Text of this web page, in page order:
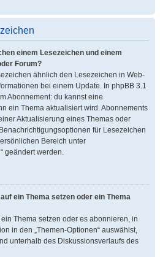
einem Lesezeichen und einem
Forum?
ähnlich den Lesezeichen in Web-
bei einem Update. In phpBB 3.1
Abonnement: du kannst eine
ein Thema aktualisiert wird. Abonnements
Aktualisierung eines Themas oder
für Lesezeichen
Bereich unter
geändert werden.
ein Thema setzen oder ein Thema
Thema setzen oder es abonnieren, in
in den „Themen-Optionen“ auswählst,
unterhalb des Diskussionsverlaufs des